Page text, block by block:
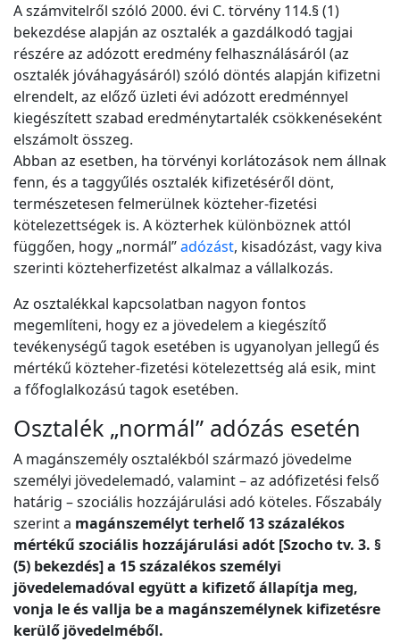
A számvitelről szóló 2000. évi C. törvény 114.§ (1)
bekezdése alapján az osztalék a gazdálkodó tagjai
részére az adózott eredmény felhasználásáról (az
osztalék jóváhagyásáról) szóló döntés alapján kifizetni
elrendelt, az előző üzleti évi adózott eredménnyel
kiegészített szabad eredménytartalék csökkenéseként
elszámolt összeg.
Abban az esetben, ha törvényi korlátozások nem állnak
fenn, és a taggyűlés osztalék kifizetéséről dönt,
természetesen felmerülnek közteher-fizetési
kötelezettségek is. A közterhek különböznek attól
függően, hogy „normál”adózást, kisadózást, vagy kiva
szerinti közteherfizetést alkalmaz a vállalkozás.
Az osztalékkal kapcsolatban nagyon fontos
megemlíteni, hogy ez a jövedelem a kiegészítő
tevékenységű tagok esetében is ugyanolyan jellegű és
mértékű közteher-fizetési kötelezettség alá esik, mint
a főfoglalkozású tagok esetében.
Osztalék „normál” adózás esetén
A magánszemély osztalékból származó jövedelme
személyi jövedelemadó, valamint – az adófizetési felső
határig – szociális hozzájárulási adó köteles. Főszabály
szerint a magánszemélyt terhelő 13 százalékos
mértékű szociális hozzájárulási adót [Szocho tv. 3. §
(5) bekezdés] a 15 százalékos személyi
jövedelemadóval együtt a kifizető állapítja meg,
vonja le és vallja be a magánszemélynek kifizetésre
kerülő jövedelméből.